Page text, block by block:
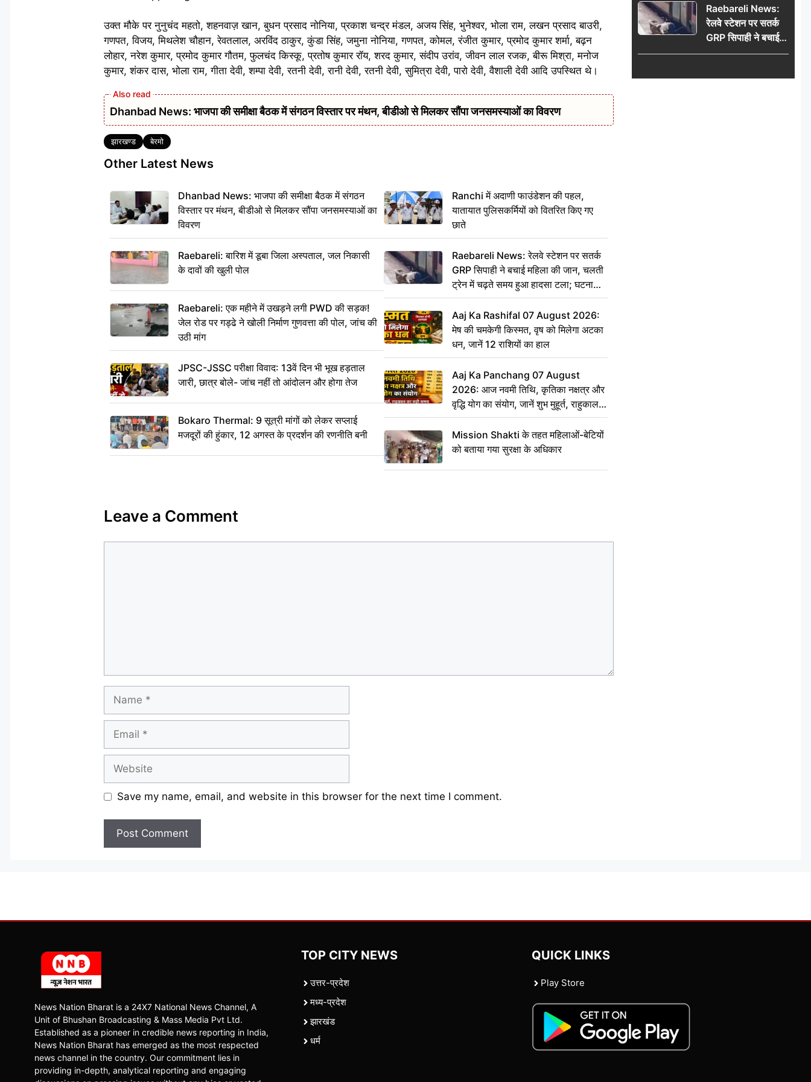
उक्त मौके पर नुनुचंद महतो, शहनवाज़ खान, बुधन प्रसाद नोनिया, प्रकाश चन्द्र मंडल, अजय सिंह, भुनेश्वर, भोला राम, लखन प्रसाद बाउरी,
गणपत, विजय, मिथलेश चौहान, रेवतलाल, अरविंद ठाकुर, कुंडा सिंह, जमुना नोनिया, गणपत, कोमल, रंजीत कुमार, प्रमोद कुमार शर्मा, बढ़न
लोहार, नरेश कुमार, प्रमोद कुमार गौतम, फुलचंद किस्कू, प्रतोष कुमार रॉय, शरद कुमार, संदीप उरांव, जीवन लाल रजक, बीरू मिश्रा, मनोज
कुमार, शंकर दास, भोला राम, गीता देवी, शम्पा देवी, रतनी देवी, रानी देवी, रतनी देवी, सुमित्रा देवी, पारो देवी, वैशाली देवी आदि उपस्थित थे।
Dhanbad News: भाजपा की समीक्षा बैठक में संगठन विस्तार पर मंथन, बीडीओ से मिलकर सौंपा जनसमस्याओं का विवरण
Tags
झारखण्ड बेरमो
Other Latest News
Dhanbad News: भाजपा की समीक्षा बैठक में संगठन
विस्तार पर मंथन, बीडीओ से मिलकर सौंपा जनसमस्याओं का
विवरण
Raebareli: बारिश में डूबा जिला अस्पताल, जल निकासी
के दावों की खुली पोल
Raebareli: एक महीने में उखड़ने लगी PWD की सड़क!
जेल रोड पर गड्ढे ने खोली निर्माण गुणवत्ता की पोल, जांच की
उठी मांग
JPSC-JSSC परीक्षा विवाद: 13वें दिन भी भूख हड़ताल
जारी, छात्र बोले- जांच नहीं तो आंदोलन और होगा तेज
Bokaro Thermal: 9 सूत्री मांगों को लेकर सप्लाई
मजदूरों की हुंकार, 12 अगस्त के प्रदर्शन की रणनीति बनी
Ranchi में अदाणी फाउंडेशन की पहल,
यातायात पुलिसकर्मियों को वितरित किए गए
छाते
Raebareli News: रेलवे स्टेशन पर सतर्क
GRP सिपाही ने बचाई महिला की जान, चलती
ट्रेन में चढ़ते समय हुआ हादसा टला; घटना
CCTV में कैद
Aaj Ka Rashifal 07 August 2026:
मेष की चमकेगी किस्मत, वृष को मिलेगा अटका
धन, जानें 12 राशियों का हाल
Aaj Ka Panchang 07 August
2026: आज नवमी तिथि, कृतिका नक्षत्र और
वृद्धि योग का संयोग, जानें शुभ मुहूर्त, राहुकाल
का सही समय
Mission Shakti के तहत महिलाओं-बेटियों
को बताया गया सुरक्षा के अधिकार
Leave a Comment
Save my name, email, and website in this browser for the next time I comment.
Raebareli News:
रेलवे स्टेशन पर सतर्क
GRP सिपाही ने बचाई
महिला की जान, चलती
हादसा टला; घटना
News Nation Bharat is a 24X7 National News Channel, A
Unit of Bhushan Broadcasting & Mass Media Pvt Ltd.
Established as a pioneer in credible news reporting in India,
News Nation Bharat has emerged as the most respected
news channel in the country. Our commitment lies in
providing in-depth, analytical reporting and engaging
TOP CITY NEWS
उत्तर-प्रदेश
मध्य-प्रदेश
झारखंड
धर्म
QUICK LINKS
Play Store